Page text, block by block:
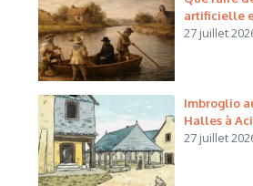
artificielle
27 juillet
Imbroglio
Halles à
27 juillet